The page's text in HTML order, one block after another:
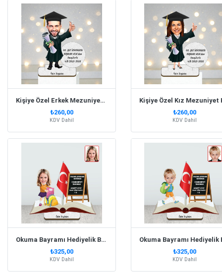
Kişiye Özel Erkek Mezuniyet Karikatürlü Biblo- Model 1
₺260,00
KDV Dahil
₺260,00
KDV Dahil
Okuma Bayramı Hediyelik Biblo Kız Model 2
₺325,00
KDV Dahil
₺325,00
KDV Dahil